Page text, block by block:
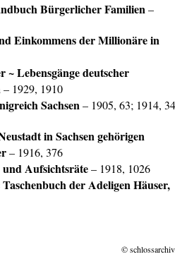
Bürgerlicher Familien–
Einkommens der Millionäre in
Lebensgänge deutscher
– 1929, 1910
Sachsen– 1905, 63; 1914,
inSachsen gehörigen
– 1916, 376
Aufsichtsräte– 1918, 1026
Taschenbuch der Adeligen Häuser,
©